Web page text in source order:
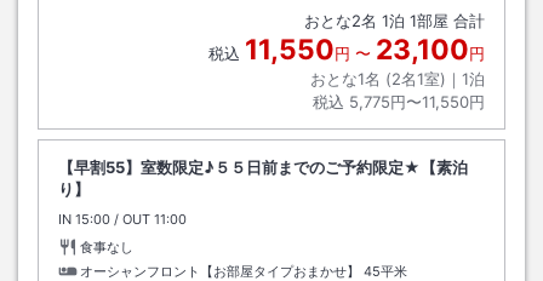
おとな2名 1泊 1部屋 合計
税込 11,550円 〜 23,100円
おとな1名 (2名1室)｜ 1泊
税込 5,775円〜11,550円
【早割55】室数限定♪５５日前までのご予約限定★【素泊
り】
IN チェックイン
15:00 / OUT チェックアウト
11:00
食事なし
オーシャンフロント【お部屋タイプおまかせ】
45平米